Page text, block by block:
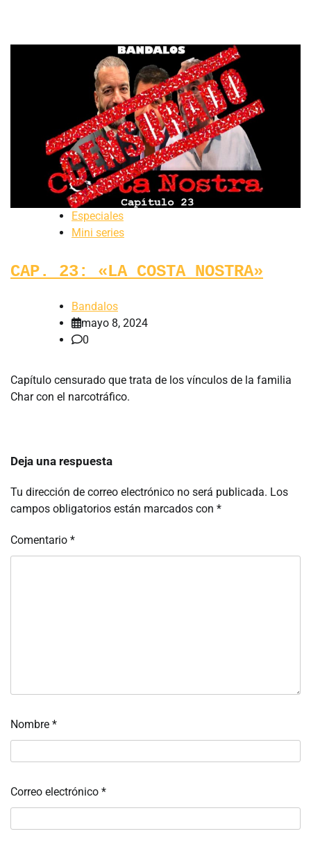
Especiales
Mini series
CAP. 23: «LA COSTA NOSTRA»
Bandalos
mayo 8, 2024
0
Capítulo censurado que trata de los vínculos de la familia
Char con el narcotráfico.
Deja una respuesta
Tu dirección de correo electrónico no será publicada. Los
campos obligatorios están marcados con *
Comentario *
Nombre *
Correo electrónico *